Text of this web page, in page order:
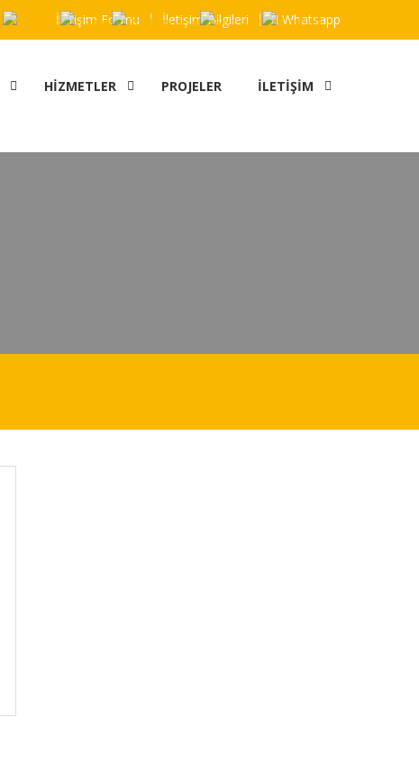
İletişim Formu İletişim Bilgileri Whatsapp
HIZMETLER PROJELER İLETIŞIM